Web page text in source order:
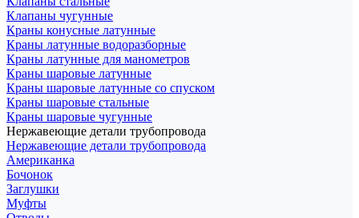
Клапаны чугунные
Краны конусные латунные
Краны латунные водоразборные
Краны латунные для манометров
Краны шаровые латунные
Краны шаровые латунные со спуском
Краны шаровые стальные
Краны шаровые чугунные
Нержавеющие детали трубопровода
Нержавеющие детали трубопровода
Американка
Бочонок
Заглушки
Муфты